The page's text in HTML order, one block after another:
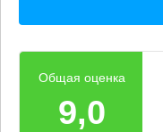
Общая оценка
9,0